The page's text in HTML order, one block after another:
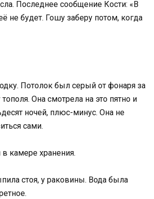
Последнее сообщение Кости: «В
не будет. Гошу заберу потом, когда
Потолок был серый от фонаря за
Она смотрела на это пятно и
ночей, плюс-минус. Она не
сами.
камере хранения.
стоя, у раковины. Вода была